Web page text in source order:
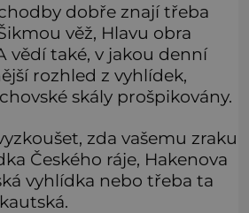
dobře znají třeba
věž, Hlavu obra
vědí také, v jakou denní
rozhled z vyhlídek,
skály prošpikovány.
zda vašemu zraku
Českého ráje, Hakenova
vyhlídka nebo třeba ta